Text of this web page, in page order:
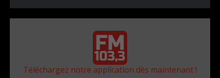
Téléchargez notre application dès maintenant !